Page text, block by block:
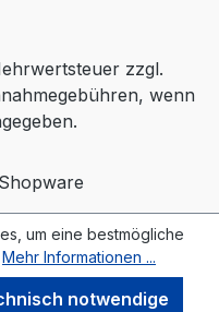
zzgl.
wenn
um eine bestmögliche
Mehr Informationen ...
notwendige